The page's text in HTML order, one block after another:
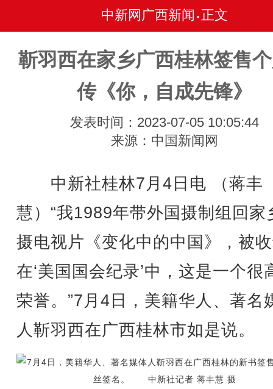
中新网广西新闻 • 正文
靳羽西在家乡广西桂林签售
传《你，自成先锋》
发表时间：2023-07-05 10:05:44
来源：中国新闻网
中新社桂林7月4日电 （蒋丰
慧）“我1989年带外国摄制组回家
摄电视片《变化中的中国》，被
在‘美国国会纪录’中，这是一个很
荣誉。”7月4日，美籍华人、著名
人靳羽西在广西桂林市如是说。